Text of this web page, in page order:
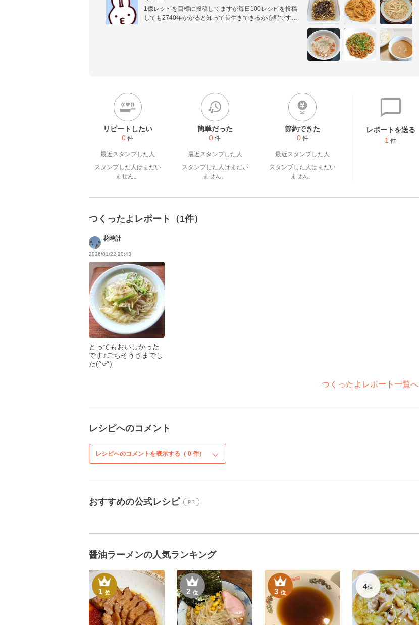
1億レシピを目標に投稿してますが毎日100レシピを投稿
しても2740年かかると知って長生きできるか心配です。
リピートしたい
0 件
最近スタンプした人
スタンプした人はまだい
ません。
簡単だった
0 件
最近スタンプした人
スタンプした人はまだい
ません。
節約できた
0 件
最近スタンプした人
スタンプした人はまだい
ません。
レポートを送る
1 件
つくったよレポート（1件）
花時計
2026/01/22 20:43
とってもおいしかった
です♪ごちそうさまでし
た(^○^)
つくったよレポート一覧へ
レシピへのコメント
レシピへのコメントを表示する（ 0 件）
おすすめの公式レシピ PR
醤油ラーメンの人気ランキング
1位 2位 3位
4位